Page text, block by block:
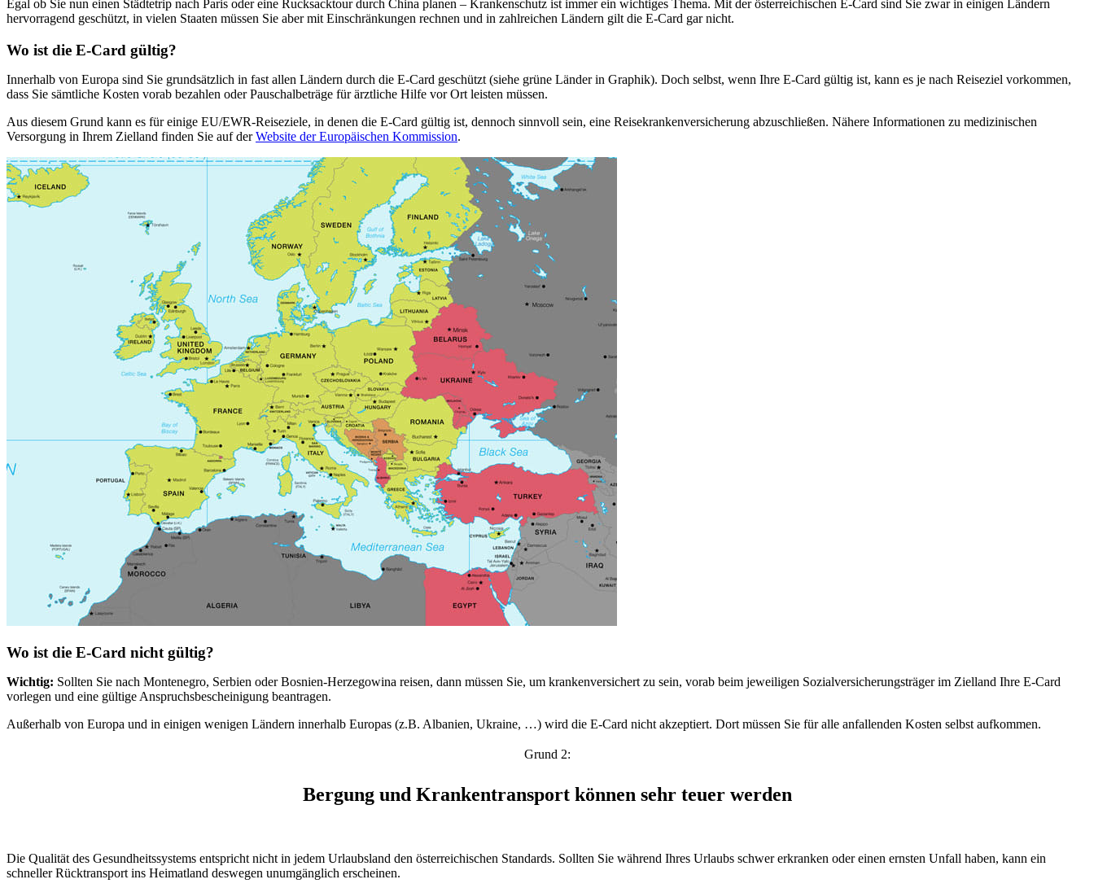
Egal ob Sie nun einen Städtetrip nach Paris oder eine Rucksacktour durch China planen – Krankenschutz ist immer ein wichtiges Thema. Mit der österreichischen E-Card sind Sie zwar in einigen Ländern
hervorragend geschützt, in vielen Staaten müssen Sie aber mit Einschränkungen rechnen und in zahlreichen Ländern gilt die E-Card gar nicht.
Wo ist die E-Card gültig?
Innerhalb von Europa sind Sie grundsätzlich in fast allen Ländern durch die E-Card geschützt (siehe grüne Länder in Graphik). Doch selbst, wenn Ihre E-Card gültig ist, kann es je nach Reiseziel vorkommen,
dass Sie sämtliche Kosten vorab bezahlen oder Pauschalbeträge für ärztliche Hilfe vor Ort leisten müssen.
Aus diesem Grund kann es für einige EU/EWR-Reiseziele, in denen die E-Card gültig ist, dennoch sinnvoll sein, eine Reisekrankenversicherung abzuschließen. Nähere Informationen zu medizinischen
Versorgung in Ihrem Zielland finden Sie auf derWebsite der Europäischen Kommission.
Wo ist die E-Card nicht gültig?
Wichtig: Sollten Sie nach Montenegro, Serbien oder Bosnien-Herzegowina reisen, dann müssen Sie, um krankenversichert zu sein, vorab beim jeweiligen Sozialversicherungsträger im Zielland Ihre E-Card
vorlegen und eine gültige Anspruchsbescheinigung beantragen.
Außerhalb von Europa und in einigen wenigen Ländern innerhalb Europas (z.B. Albanien, Ukraine, …) wird die E-Card nicht akzeptiert. Dort müssen Sie für alle anfallenden Kosten selbst aufkommen.
Grund 2:
Bergung und Krankentransport können sehr teuer werden
Die Qualität des Gesundheitssystems entspricht nicht in jedem Urlaubsland den österreichischen Standards. Sollten Sie während Ihres Urlaubs schwer erkranken oder einen ernsten Unfall haben, kann ein
schneller Rücktransport ins Heimatland deswegen unumgänglich erscheinen.